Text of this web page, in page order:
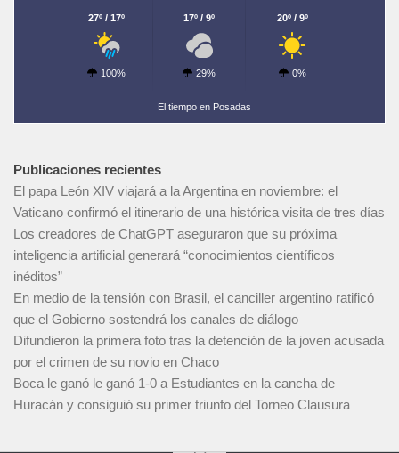
27º / 17º
100%
17º / 9º
29%
20º / 9º
0%
El tiempo en Posadas
Publicaciones recientes
El papa León XIV viajará a la Argentina en noviembre: el
Vaticano confirmó el itinerario de una histórica visita de tres días
Los creadores de ChatGPT aseguraron que su próxima
inteligencia artificial generará “conocimientos científicos
inéditos”
En medio de la tensión con Brasil, el canciller argentino ratificó
que el Gobierno sostendrá los canales de diálogo
Difundieron la primera foto tras la detención de la joven acusada
por el crimen de su novio en Chaco
Boca le ganó le ganó 1-0 a Estudiantes en la cancha de
Huracán y consiguió su primer triunfo del Torneo Clausura